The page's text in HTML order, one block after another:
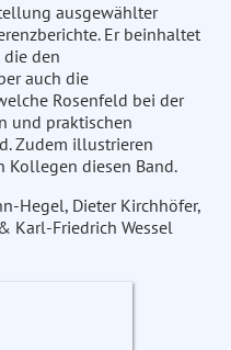
ausgewählter
Er beinhaltet
den
auch die
Rosenfeld bei der
und praktischen
Zudem illustrieren
Kollegen diesen Band.
Hegel, Dieter Kirchhöfer,
Karl-Friedrich Wessel